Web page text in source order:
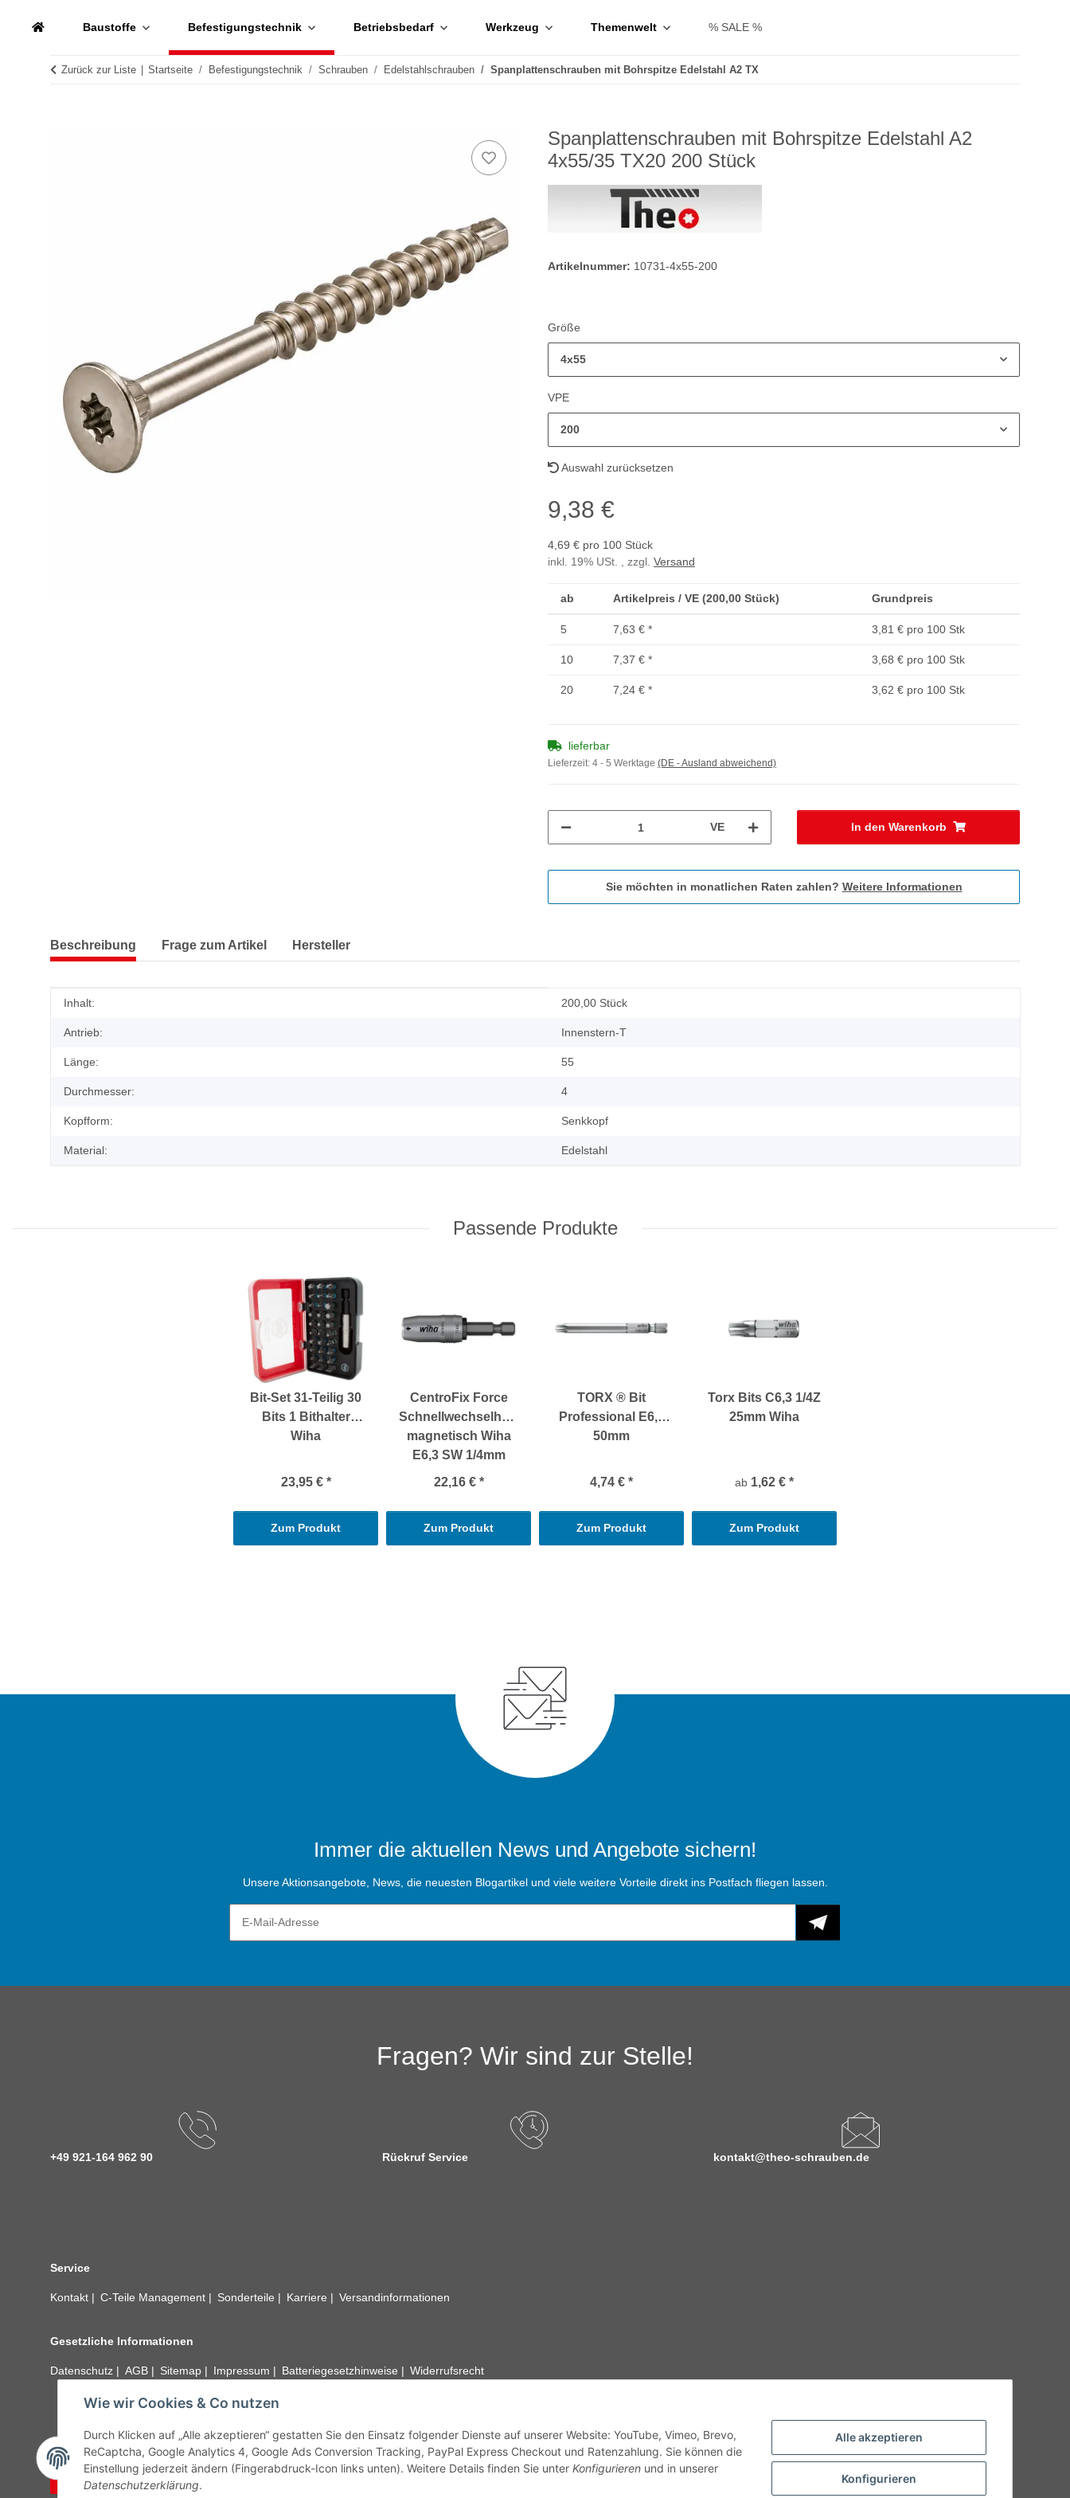
Alle akzeptieren
Konfigurieren
Wie wir Cookies & Co nutzen
Durch Klicken auf „Alle akzeptieren“ gestatten Sie den Einsatz folgender Dienste auf unserer Website: YouTube, Vimeo, Brevo,
ReCaptcha, Google Analytics 4, Google Ads Conversion Tracking, PayPal Express Checkout und Ratenzahlung. Sie können die
Einstellung jederzeit ändern (Fingerabdruck-Icon links unten). Weitere Details finden Sie unter Konfigurieren und in unserer
Datenschutzerklärung.
Baustoffe Befestigungstechnik Betriebsbedarf Werkzeug Themenwelt % SALE %
Zurück zur Liste Startseite Befestigungstechnik Schrauben Edelstahlschrauben Spanplattenschrauben mit Bohrspitze Edelstahl A2 TX
Spanplattenschrauben mit Bohrspitze Edelstahl A2
4x55/35 TX20 200 Stück
Artikelnummer: 10731-4x55-200
Größe
4x55
VPE
200
Auswahl zurücksetzen
9,38 €
4,69 € pro 100 Stück
inkl. 19% USt. , zzgl. Versand
ab Artikelpreis / VE (200,00 Stück) Grundpreis
5 7,63 € * 3,81 € pro 100 Stk
10 7,37 € * 3,68 € pro 100 Stk
20 7,24 € * 3,62 € pro 100 Stk
lieferbar
Lieferzeit: 4 - 5 Werktage (DE - Ausland abweichend)
VE In den Warenkorb
Sie möchten in monatlichen Raten zahlen? Weitere Informationen
Beschreibung Frage zum Artikel Hersteller
Produkteigenschaft
Wert
Inhalt: 200,00 Stück
Antrieb: Innenstern-T
Länge: 55
Durchmesser: 4
Kopfform: Senkkopf
Material: Edelstahl
Passende Produkte
Bit-Set 31-Teilig 30
Bits 1 Bithalter
Wiha
23,95 € *
Zum Produkt
CentroFix Force
Schnellwechselhalter
magnetisch Wiha
E6,3 SW 1/4mm
22,16 € *
Zum Produkt
TORX ® Bit
Professional E6,3
50mm
4,74 € *
Zum Produkt
Torx Bits C6,3 1/4Z
25mm Wiha
ab 1,62 € *
Zum Produkt
Immer die aktuellen News und Angebote sichern!
Unsere Aktionsangebote, News, die neuesten Blogartikel und viele weitere Vorteile direkt ins Postfach fliegen lassen.
Fragen? Wir sind zur Stelle!
+49 921-164 962 90 Rückruf Service kontakt@theo-schrauben.de
Service
Kontakt C-Teile Management Sonderteile Karriere Versandinformationen
Gesetzliche Informationen
Datenschutz AGB Sitemap Impressum Batteriegesetzhinweise Widerrufsrecht
unseren Kundenservice. Abbildungen der Artikel können beispielhaft sein und vom Produkt abweichen.
Vertrag widerrufen